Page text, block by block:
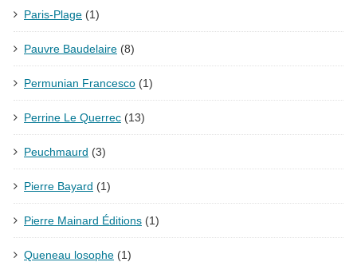
Paris-Plage (1)
Pauvre Baudelaire (8)
Permunian Francesco (1)
Perrine Le Querrec (13)
Peuchmaurd (3)
Pierre Bayard (1)
Pierre Mainard Éditions (1)
Queneau losophe (1)